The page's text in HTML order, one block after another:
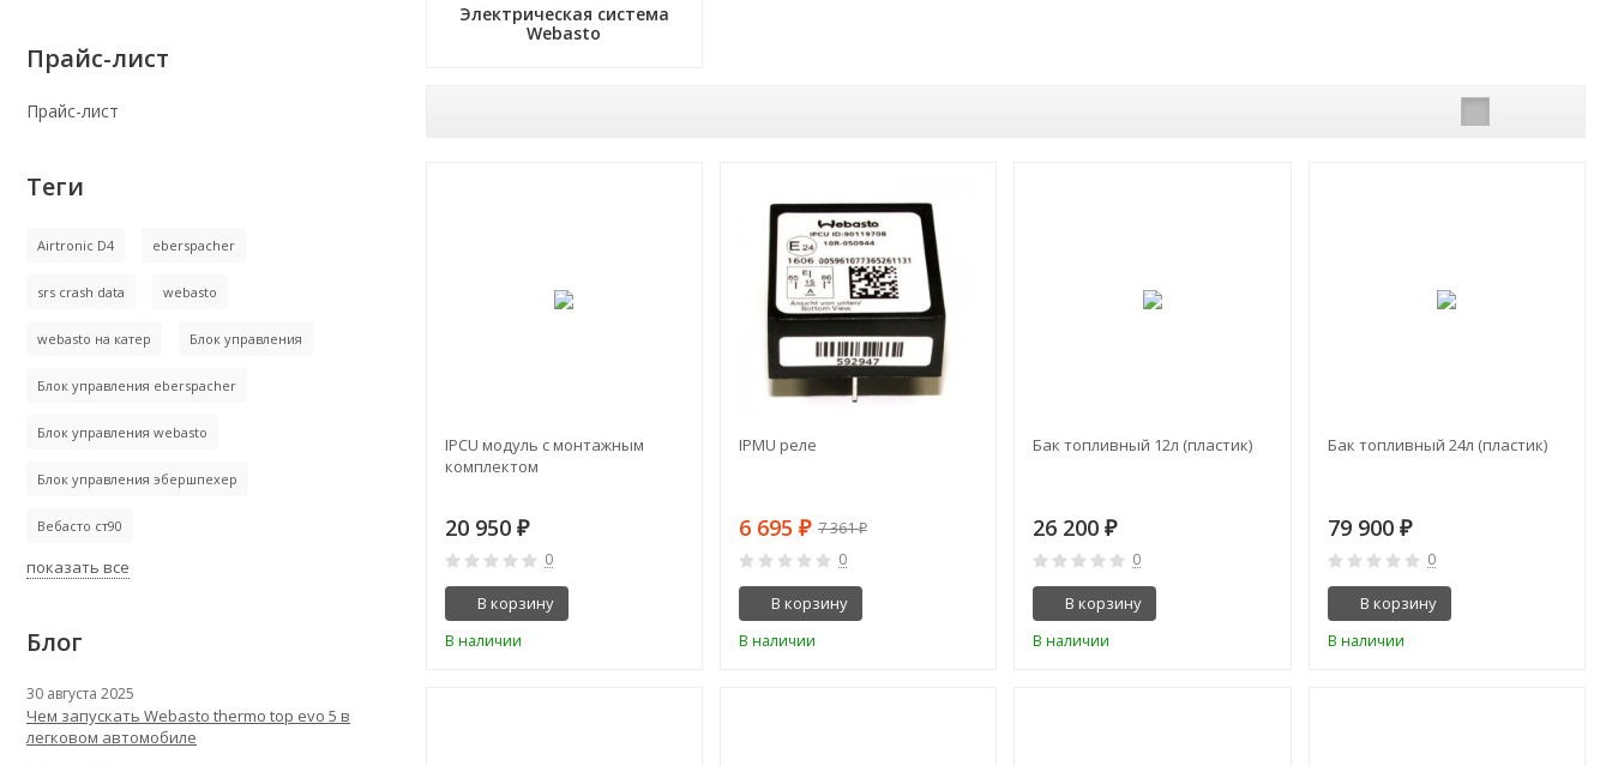
Электрическая система
Webasto
IPCU модуль с монтажным
комплектом
20 950 ₽
0
В корзину
В наличии
-9%
IPMU реле
6 695 ₽ 7 361₽
0
В корзину
В наличии
Бак топливный 12л (пластик)
26 200₽
0
В корзину
В наличии
Бак топливный 24л (пластик)
79 900 ₽
0
В корзину
В наличии
Прайс-лист
Прайс-лист
Теги
Airtronic D4 eberspacher
srs crash data webasto
webasto на катер Блок управления
Блок управления eberspacher
Блок управления webasto
Блок управления эбершпехер
Вебасто ст90
показать все
Блог
30 августа 2025
Чем запускать Webasto thermo top evo 5 в
легковом автомобиле